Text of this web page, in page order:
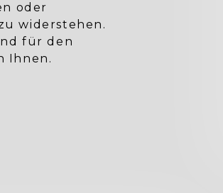
oder
widerstehen.
für den
Ihnen.